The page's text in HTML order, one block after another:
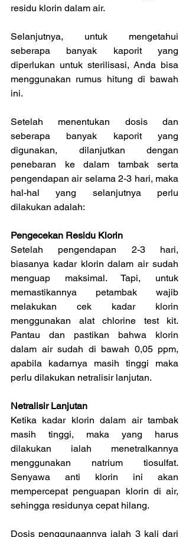
residu klorin dalam air.
Selanjutnya, untuk mengetahui
seberapa banyak kaporit yang
diperlukan untuk sterilisasi, Anda bisa
menggunakan rumus hitung di bawah
ini.
Setelah menentukan dosis dan
seberapa banyak kaporit yang
digunakan, dilanjutkan dengan
penebaran ke dalam tambak serta
pengendapan air selama 2-3 hari, maka
hal-hal yang selanjutnya perlu
dilakukan adalah:
Pengecekan Residu Klorin
Setelah pengendapan 2-3 hari,
biasanya kadar klorin dalam air sudah
menguap maksimal. Tapi, untuk
memastikannya petambak wajib
melakukan cek kadar klorin
menggunakan alat chlorine test kit.
Pantau dan pastikan bahwa klorin
dalam air sudah di bawah 0,05 ppm,
apabila kadarnya masih tinggi maka
perlu dilakukan netralisir lanjutan.
Netralisir Lanjutan
Ketika kadar klorin dalam air tambak
masih tinggi, maka yang harus
dilakukan ialah menetralkannya
menggunakan natrium tiosulfat.
Senyawa anti klorin ini akan
mempercepat penguapan klorin di air,
sehingga residunya cepat hilang.
Dosis penggunaannya ialah 3 kali dari